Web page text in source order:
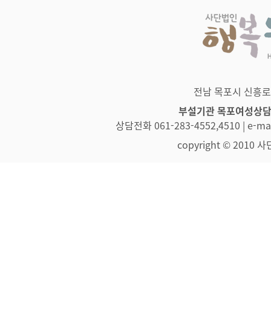
전남 목포시 신흥
부설기관 목포여성상
상담전화 061-283-4552,4510 | e-
copyright © 2010 사